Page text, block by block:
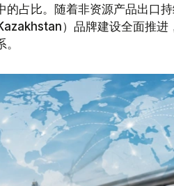
占比。随着非资源产品出口
）品牌建设全面推进